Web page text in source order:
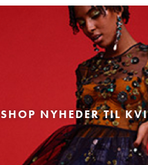
SHOP NYHEDER TIL